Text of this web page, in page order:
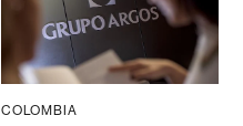
COLOMBIA